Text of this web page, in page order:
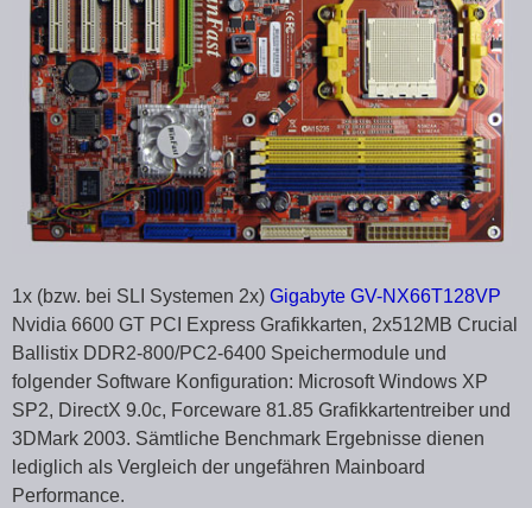
1x (bzw. bei SLI Systemen 2x) Gigabyte GV-NX66T128VP
Nvidia 6600 GT PCI Express Grafikkarten, 2x512MB Crucial
Ballistix DDR2-800/PC2-6400 Speichermodule und
folgender Software Konfiguration: Microsoft Windows XP
SP2, DirectX 9.0c, Forceware 81.85 Grafikkartentreiber und
3DMark 2003. Sämtliche Benchmark Ergebnisse dienen
lediglich als Vergleich der ungefähren Mainboard
Performance.